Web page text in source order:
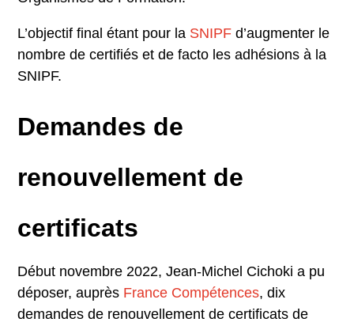
L’objectif final étant pour la SNIPF d’augmenter le
nombre de certifiés et de facto les adhésions à la
SNIPF.
Demandes de
renouvellement de
certificats
Début novembre 2022, Jean-Michel Cichoki a pu
déposer, auprès France Compétences, dix
demandes de renouvellement de certificats de